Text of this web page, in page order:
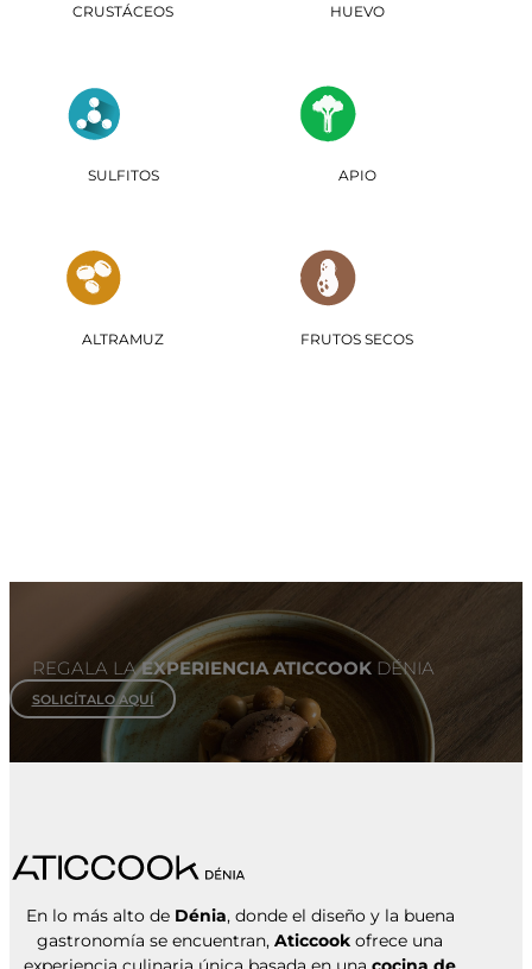
CRUSTÁCEOS HUEVO
SULFITOS APIO
ALTRAMUZ FRUTOS SECOS
REGALA LAEXPERIENCIA ATICCOOK DÉNIA
SOLICÍTALO AQUÍ
En lo más alto de Dénia, donde el diseño y la buena
gastronomía se encuentran,Aticcook ofrece una